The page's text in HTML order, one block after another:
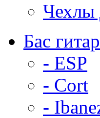
Чехлы
Бас
- ESP
- Cort
-